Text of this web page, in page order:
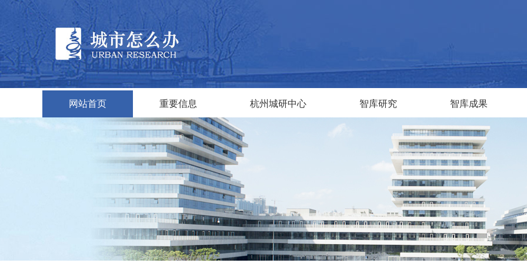
网站首页 重要信息 杭州城研中心 智库研究 智库成果